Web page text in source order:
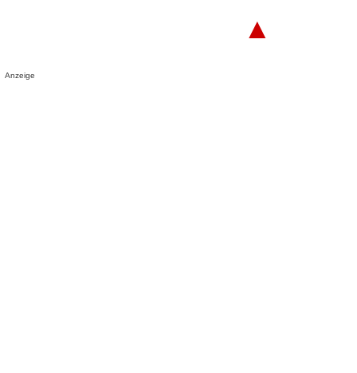
▲
Anzeige